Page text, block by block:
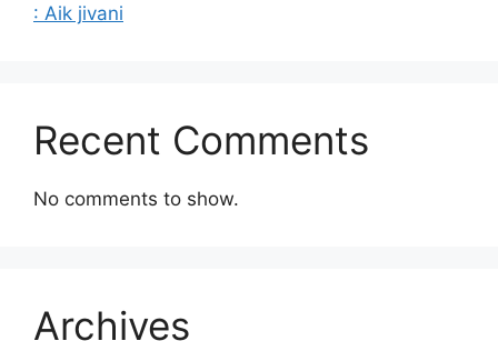
: Aik jivani
Recent Comments
No comments to show.
Archives